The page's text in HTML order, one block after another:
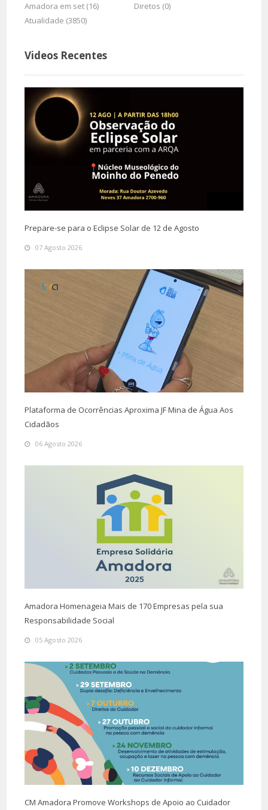
Amadora em set (16)
Diretos (0)
Atualidade (3850)
Videos Recentes
Prepare-se para o Eclipse Solar de 12 de Agosto
07 Agosto 2026
Plataforma de Ocorrências Aproxima JF Mina de Água Aos
Cidadãos
06 Agosto 2026
Amadora Homenageia Mais de 170 Empresas pela sua
Responsabilidade Social
05 Agosto 2026
CM Amadora Promove Workshops de Apoio ao Cuidador